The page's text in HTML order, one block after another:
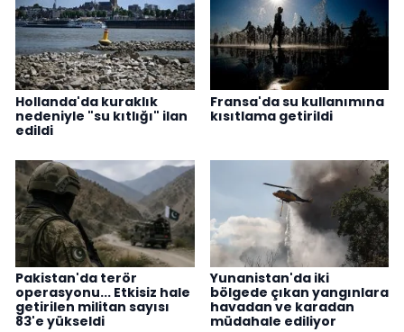
Hollanda'da kuraklık
nedeniyle "su kıtlığı" ilan
edildi
Fransa'da su kullanımına
kısıtlama getirildi
Pakistan'da terör
operasyonu... Etkisiz hale
getirilen militan sayısı
83'e yükseldi
Yunanistan'da iki
bölgede çıkan yangınlara
havadan ve karadan
müdahale ediliyor